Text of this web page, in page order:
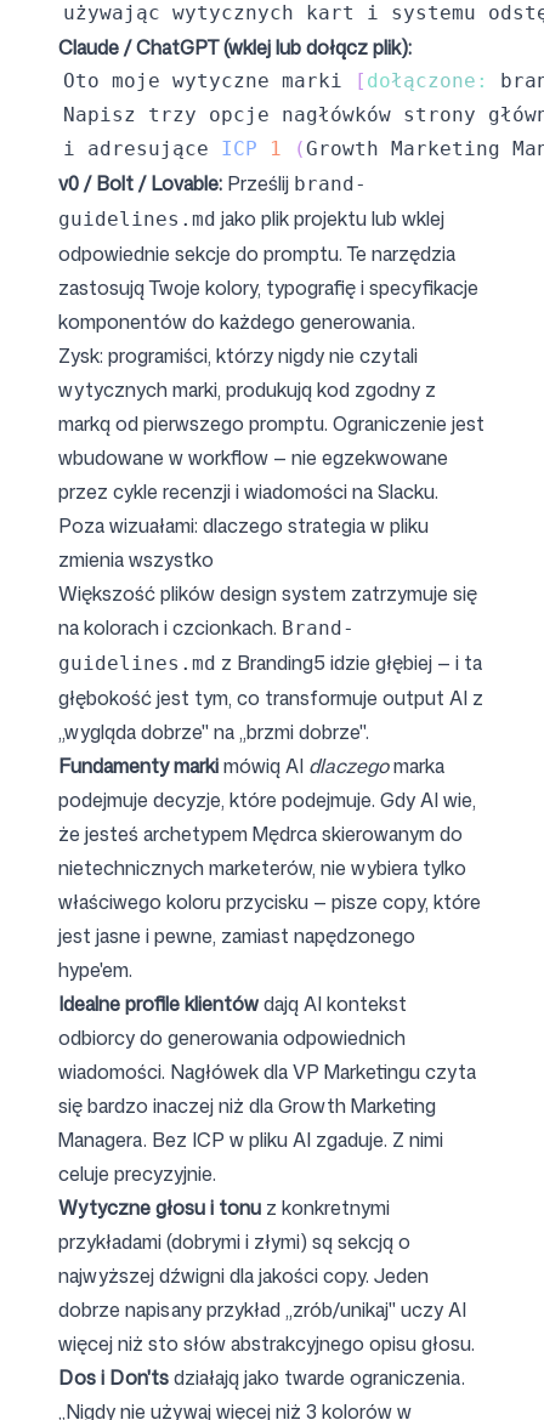
używając wytycznych kart i systemu
Claude / ChatGPT (wklej lub dołącz plik):
Oto moje wytyczne marki [ dołączone :
Napisz trzy opcje nagłówków strony
i adresujące ICP 1 (Growth Marketing
v0 / Bolt / Lovable: Prześlij brand-
guidelines.md jako plik projektu lub wklej
odpowiednie sekcje do promptu. Te narzędzia
zastosują Twoje kolory, typografię i specyfikacje
komponentów do każdego generowania.
Zysk: programiści, którzy nigdy nie czytali
wytycznych marki, produkują kod zgodny z
marką od pierwszego promptu. Ograniczenie jest
wbudowane w workflow — nie egzekwowane
przez cykle recenzji i wiadomości na Slacku.
Poza wizuałami: dlaczego strategia w pliku
zmienia wszystko
Większość plików design system zatrzymuje się
na kolorach i czcionkach. Brand-
guidelines.md z Branding5 idzie głębiej — i ta
głębokość jest tym, co transformuje output AI z
„wygląda dobrze" na „brzmi dobrze".
Fundamenty markimówią AI dlaczegomarka
podejmuje decyzje, które podejmuje. Gdy AI wie,
że jesteś archetypem Mędrca skierowanym do
nietech­nicznych marketerów, nie wybiera tylko
właściwego koloru przycisku — pisze copy, które
jest jasne i pewne, zamiast napędzonego
hype'em.
Idealne profile klientówdają AI kontekst
odbiorcy do generowania odpowiednich
wiadomości. Nagłówek dla VP Marketingu czyta
się bardzo inaczej niż dla Growth Marketing
Managera. Bez ICP w pliku AI zgaduje. Z nimi
celuje precyzyjnie.
Wytyczne głosu i tonu z konkretnymi
przykładami (dobrymi i złymi) są sekcją o
najwyższej dźwigni dla jakości copy. Jeden
dobrze napisany przykład „zrób/unikaj" uczy AI
więcej niż sto słów abstrakcyjnego opisu głosu.
Dos i Don'tsdziałają jako twarde ograniczenia.
„Nigdy nie używaj więcej niż 3 kolorów w